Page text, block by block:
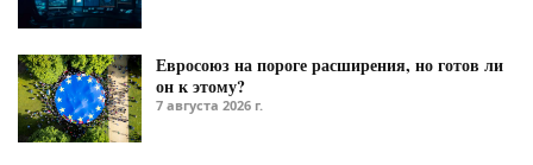
Евросоюз на пороге расширения, но готов ли
он к этому?
7 августа 2026 г.